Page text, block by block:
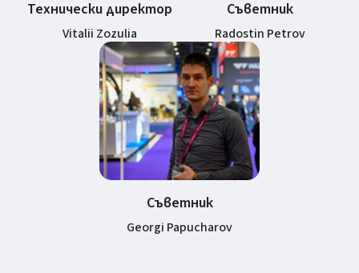
Технически директор
Vitalii Zozulia
Съветник
Radostin Petrov
Съветник
Georgi Papucharov